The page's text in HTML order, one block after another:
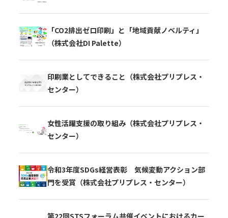
「CO2排出ゼロ印刷」と「地域貢献ノベルティ」
（株式会社DI Palette）
印刷業としてできること（株式会社プリプレス・
センター）
女性活躍支援の取り組み（株式会社プリプレス・
センター）
令和3年度SDGs経営表彰 気候変動アクション部
門を受賞（株式会社プリプレス・センター）